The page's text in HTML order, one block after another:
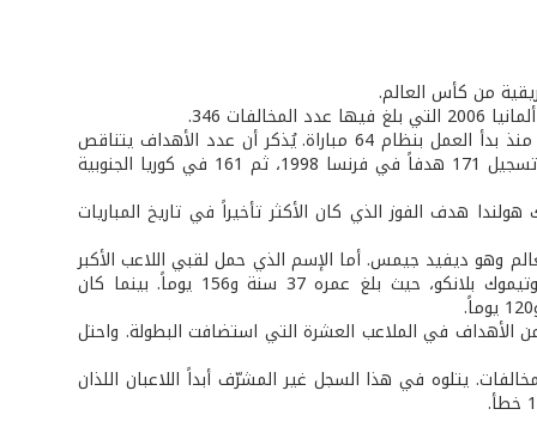
• 145 هدفاً تمّ تسجيلها في جنوب أفريقيا 2010، وهي أقل حصيلة في كأس العالم منذ بدأ العمل بنظام 64 مباراة. يُذكر أن عدد الأهداف يتناقص
في كل نسخة منذ تطبيق الشكل الحالي للبطولة للمرة الأولى قبل 12 سنة، حيث تمّ تسجيل 171 هدفاً في فرنسا 1998، ثم 161 في كوريا الجنوبية
هدف الفوز الذي كان الأكثر تأخيراً في تاريخ المباريات
العالم وهو ديفيد جيمس. أما الإسم الذي حمل لقبي اللاعب الأكبر
من حيث ارتداء قميص منتخبه الوطني والهدّاف الأكثر تعميراً فهو المكسيكي كواوتيموك بلانكو، حيث بلغ عمره 37 سنة و156 يوماً. بينما كان
الأهداف في الملاعب العشرة التي استضافت البطولة. واحتل
يتلوه في هذا السجل غير المشرّف أبداً اللاعبان اللذان